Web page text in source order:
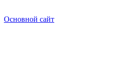
Основной сайт